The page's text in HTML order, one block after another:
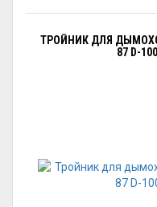
ТРОЙНИК ДЛЯ
87 D-